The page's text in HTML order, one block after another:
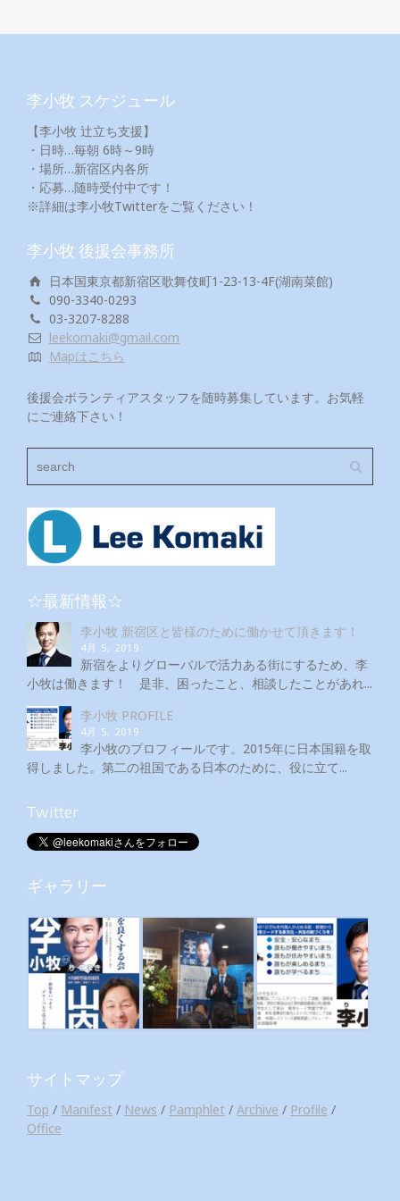
李小牧 スケジュール
【李小牧 辻立ち支援】
・日時…毎朝 6時～9時
・場所…新宿区内各所
・応募…随時受付中です！
※詳細は李小牧Twitterをご覧ください！
李小牧 後援会事務所
日本国東京都新宿区歌舞伎町1-23-13-4F(湖南菜館)
090-3340-0293
03-3207-8288
leekomaki@gmail.com
Mapはこちら
後援会ボランティアスタッフを随時募集しています。お気軽
にご連絡下さい！
☆最新情報☆
李小牧 新宿区と皆様のために働かせて頂きます！
4月 5, 2019
新宿をよりグローバルで活力ある街にするため、李
小牧は働きます！ 是非、困ったこと、相談したことがあれ...
李小牧 PROFILE
4月 5, 2019
李小牧のプロフィールです。2015年に日本国籍を取
得しました。第二の祖国である日本のために、役に立て...
Twitter
ギャラリー
サイトマップ
Top / Manifest / News / Pamphlet / Archive / Profile /
Office